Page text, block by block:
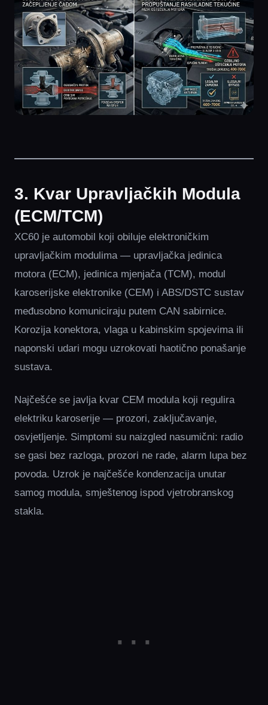
3. Kvar Upravljačkih Modula
(ECM/TCM)
XC60 je automobil koji obiluje elektroničkim
upravljačkim modulima — upravljačka jedinica
motora (ECM), jedinica mjenjača (TCM), modul
karoserijske elektronike (CEM) i ABS/DSTC sustav
međusobno komuniciraju putem CAN sabirnice.
Korozija konektora, vlaga u kabinskim spojevima ili
naponski udari mogu uzrokovati haotično ponašanje
sustava.
Najčešće se javlja kvar CEM modula koji regulira
elektriku karoserije — prozori, zaključavanje,
osvjetljenje. Simptomi su naizgled nasumični: radio
se gasi bez razloga, prozori ne rade, alarm lupa bez
povoda. Uzrok je najčešće kondenzacija unutar
samog modula, smještenog ispod vjetrobranskog
stakla.